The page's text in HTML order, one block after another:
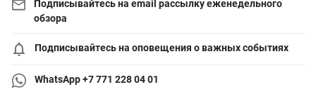
Подписывайтесь на email рассылку еженедельного
обзора
Подписывайтесь на оповещения о важных событиях
WhatsApp +7 771 228 04 01